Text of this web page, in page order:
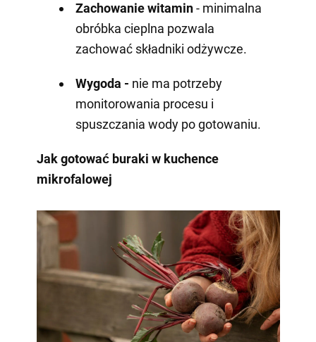
Zachowanie witamin- minimalna
obróbka cieplna pozwala
zachować składniki odżywcze.
Wygoda - nie ma potrzeby
monitorowania procesu i
spuszczania wody po gotowaniu.
Jak gotować buraki w kuchence
mikrofalowej